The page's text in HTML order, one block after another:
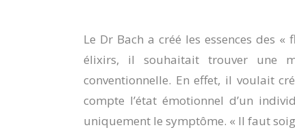
Le Dr Bach a créé les essences des
élixirs, il souhaitait trouver une
conventionnelle. En effet, il voulait
compte l’état émotionnel d’un
uniquement le symptôme. « Il faut